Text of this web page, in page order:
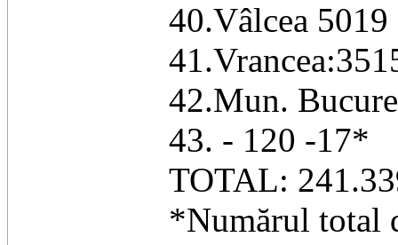
40.Vâlcea
42.Mun.
43. - 120 -17*
TOTAL:
*Numărul total